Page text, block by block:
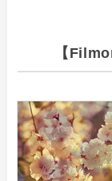
【